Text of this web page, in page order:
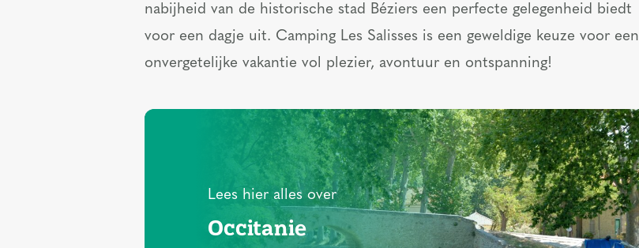
nabijheid van de historische stad Béziers een perfecte gelegenheid biedt
voor een dagje uit. Camping Les Salisses is een geweldige keuze voor een
onvergetelijke vakantie vol plezier, avontuur en ontspanning!
Lees hier alles over
Occitanie